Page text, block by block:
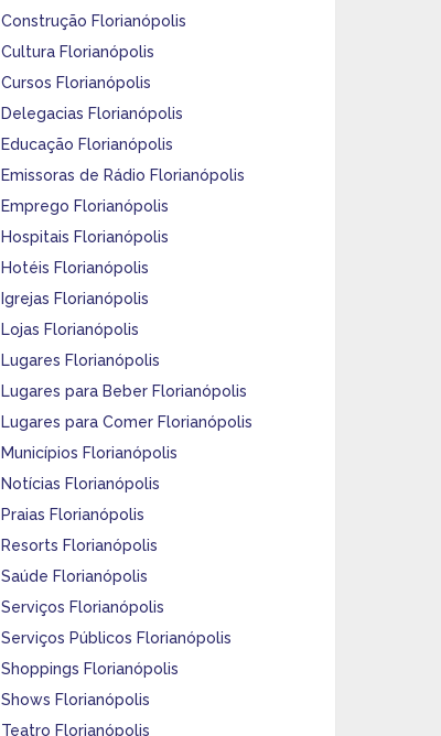
Construção Florianópolis
Cultura Florianópolis
Cursos Florianópolis
Delegacias Florianópolis
Educação Florianópolis
Emissoras de Rádio Florianópolis
Emprego Florianópolis
Hospitais Florianópolis
Hotéis Florianópolis
Igrejas Florianópolis
Lojas Florianópolis
Lugares Florianópolis
Lugares para Beber Florianópolis
Lugares para Comer Florianópolis
Municípios Florianópolis
Notícias Florianópolis
Praias Florianópolis
Resorts Florianópolis
Saúde Florianópolis
Serviços Florianópolis
Serviços Públicos Florianópolis
Shoppings Florianópolis
Shows Florianópolis
Teatro Florianópolis